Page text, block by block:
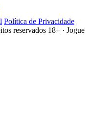
Política de Privacidade
reservados 18+ · Jogue